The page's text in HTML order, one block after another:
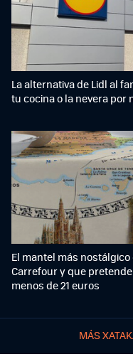
MÁS
La alternativa de Lidl al
tu cocina o la nevera por
El mantel más
Carrefour y que
menos de 21 euros